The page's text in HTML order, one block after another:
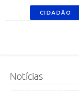
CIDADÃO
Notícias